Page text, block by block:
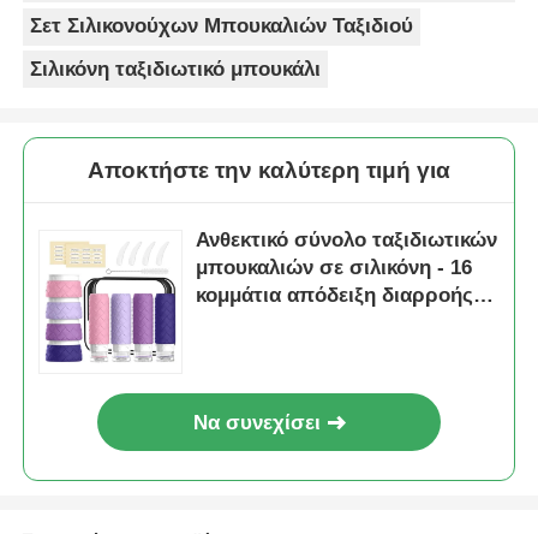
Σετ Σιλικονούχων Μπουκαλιών Ταξιδιού
Σιλικόνη ταξιδιωτικό μπουκάλι
Αποκτήστε την καλύτερη τιμή για
Ανθεκτικό σύνολο ταξιδιωτικών
μπουκαλιών σε σιλικόνη - 16
κομμάτια απόδειξη διαρροής
Να συνεχίσει